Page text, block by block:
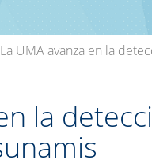
La UMA avanza en la
la